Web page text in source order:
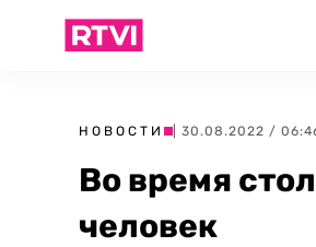
НОВОСТИ | 30.08.2022 /
Во время
человек